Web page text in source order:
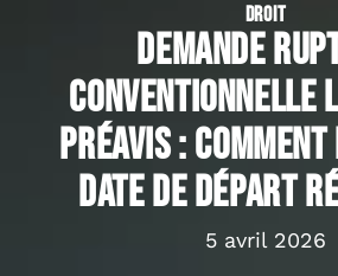
DROIT
Demande
préavis :
date de départ
5 avril 2026